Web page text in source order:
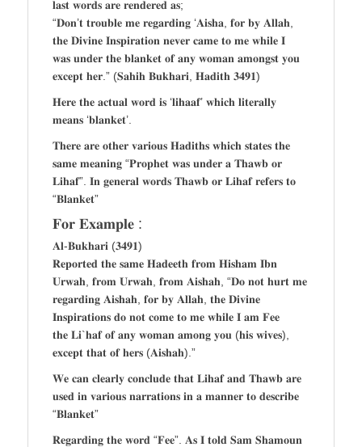
𝐥𝐚𝐬𝐭 𝐰𝐨𝐫𝐝𝐬 𝐚𝐫𝐞 𝐫𝐞𝐧𝐝𝐞𝐫𝐞𝐝 𝐚𝐬;
“𝐃𝐨𝐧’𝐭 𝐭𝐫𝐨𝐮𝐛𝐥𝐞 𝐦𝐞 𝐫𝐞𝐠𝐚𝐫𝐝𝐢𝐧𝐠 ‘𝐀𝐢𝐬𝐡𝐚, 𝐟𝐨𝐫 𝐛𝐲 𝐀𝐥𝐥𝐚𝐡,
𝐭𝐡𝐞 𝐃𝐢𝐯𝐢𝐧𝐞 𝐈𝐧𝐬𝐩𝐢𝐫𝐚𝐭𝐢𝐨𝐧 𝐧𝐞𝐯𝐞𝐫 𝐜𝐚𝐦𝐞 𝐭𝐨 𝐦𝐞 𝐰𝐡𝐢𝐥𝐞 𝐈
𝐰𝐚𝐬 𝐮𝐧𝐝𝐞𝐫 𝐭𝐡𝐞 𝐛𝐥𝐚𝐧𝐤𝐞𝐭 𝐨𝐟 𝐚𝐧𝐲 𝐰𝐨𝐦𝐚𝐧 𝐚𝐦𝐨𝐧𝐠𝐬𝐭 𝐲𝐨𝐮
𝐞𝐱𝐜𝐞𝐩𝐭 𝐡𝐞𝐫.” (𝐒𝐚𝐡𝐢𝐡 𝐁𝐮𝐤𝐡𝐚𝐫𝐢, 𝐇𝐚𝐝𝐢𝐭𝐡 𝟑𝟒𝟗𝟏)
𝐇𝐞𝐫𝐞 𝐭𝐡𝐞 𝐚𝐜𝐭𝐮𝐚𝐥 𝐰𝐨𝐫𝐝 𝐢𝐬 ‘𝐥𝐢𝐡𝐚𝐚𝐟’ 𝐰𝐡𝐢𝐜𝐡 𝐥𝐢𝐭𝐞𝐫𝐚𝐥𝐥𝐲
𝐦𝐞𝐚𝐧𝐬 ‘𝐛𝐥𝐚𝐧𝐤𝐞𝐭’.
𝐓𝐡𝐞𝐫𝐞 𝐚𝐫𝐞 𝐨𝐭𝐡𝐞𝐫 𝐯𝐚𝐫𝐢𝐨𝐮𝐬 𝐇𝐚𝐝𝐢𝐭𝐡𝐬 𝐰𝐡𝐢𝐜𝐡 𝐬𝐭𝐚𝐭𝐞𝐬 𝐭𝐡𝐞
𝐬𝐚𝐦𝐞 𝐦𝐞𝐚𝐧𝐢𝐧𝐠 “𝐏𝐫𝐨𝐩𝐡𝐞𝐭 𝐰𝐚𝐬 𝐮𝐧𝐝𝐞𝐫 𝐚 𝐓𝐡𝐚𝐰𝐛 𝐨𝐫
𝐋𝐢𝐡𝐚𝐟”. 𝐈𝐧 𝐠𝐞𝐧𝐞𝐫𝐚𝐥 𝐰𝐨𝐫𝐝𝐬 𝐓𝐡𝐚𝐰𝐛 𝐨𝐫 𝐋𝐢𝐡𝐚𝐟 𝐫𝐞𝐟𝐞𝐫𝐬 𝐭𝐨
“𝐁𝐥𝐚𝐧𝐤𝐞𝐭”
𝐅𝐨𝐫 𝐄𝐱𝐚𝐦𝐩𝐥𝐞 :
𝐀𝐥-𝐁𝐮𝐤𝐡𝐚𝐫𝐢 (𝟑𝟒𝟗𝟏)
𝐑𝐞𝐩𝐨𝐫𝐭𝐞𝐝 𝐭𝐡𝐞 𝐬𝐚𝐦𝐞 𝐇𝐚𝐝𝐞𝐞𝐭𝐡 𝐟𝐫𝐨𝐦 𝐇𝐢𝐬𝐡𝐚𝐦 𝐈𝐛𝐧
𝐔𝐫𝐰𝐚𝐡, 𝐟𝐫𝐨𝐦 𝐔𝐫𝐰𝐚𝐡, 𝐟𝐫𝐨𝐦 𝐀𝐢𝐬𝐡𝐚𝐡, “𝐃𝐨 𝐧𝐨𝐭 𝐡𝐮𝐫𝐭 𝐦𝐞
𝐫𝐞𝐠𝐚𝐫𝐝𝐢𝐧𝐠 𝐀𝐢𝐬𝐡𝐚𝐡, 𝐟𝐨𝐫 𝐛𝐲 𝐀𝐥𝐥𝐚𝐡, 𝐭𝐡𝐞 𝐃𝐢𝐯𝐢𝐧𝐞
𝐈𝐧𝐬𝐩𝐢𝐫𝐚𝐭𝐢𝐨𝐧𝐬 𝐝𝐨 𝐧𝐨𝐭 𝐜𝐨𝐦𝐞 𝐭𝐨 𝐦𝐞 𝐰𝐡𝐢𝐥𝐞 𝐈 𝐚𝐦 𝐅𝐞𝐞
𝐭𝐡𝐞 𝐋𝐢`𝐡𝐚𝐟 𝐨𝐟 𝐚𝐧𝐲 𝐰𝐨𝐦𝐚𝐧 𝐚𝐦𝐨𝐧𝐠 𝐲𝐨𝐮 (𝐡𝐢𝐬 𝐰𝐢𝐯𝐞𝐬),
𝐞𝐱𝐜𝐞𝐩𝐭 𝐭𝐡𝐚𝐭 𝐨𝐟 𝐡𝐞𝐫𝐬 (𝐀𝐢𝐬𝐡𝐚𝐡).”
𝐖𝐞 𝐜𝐚𝐧 𝐜𝐥𝐞𝐚𝐫𝐥𝐲 𝐜𝐨𝐧𝐜𝐥𝐮𝐝𝐞 𝐭𝐡𝐚𝐭 𝐋𝐢𝐡𝐚𝐟 𝐚𝐧𝐝 𝐓𝐡𝐚𝐰𝐛 𝐚𝐫𝐞
𝐮𝐬𝐞𝐝 𝐢𝐧 𝐯𝐚𝐫𝐢𝐨𝐮𝐬 𝐧𝐚𝐫𝐫𝐚𝐭𝐢𝐨𝐧𝐬 𝐢𝐧 𝐚 𝐦𝐚𝐧𝐧𝐞𝐫 𝐭𝐨 𝐝𝐞𝐬𝐜𝐫𝐢𝐛𝐞
“𝐁𝐥𝐚𝐧𝐤𝐞𝐭”
𝐑𝐞𝐠𝐚𝐫𝐝𝐢𝐧𝐠 𝐭𝐡𝐞 𝐰𝐨𝐫𝐝 “𝐅𝐞𝐞”. 𝐀𝐬 𝐈 𝐭𝐨𝐥𝐝 𝐒𝐚𝐦 𝐒𝐡𝐚𝐦𝐨𝐮𝐧